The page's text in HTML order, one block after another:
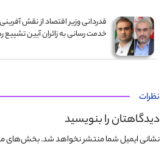
قدردانی وزیر اقتصاد از نقش‌
خدمت‌ رسانی به زائران آیین تشییع
نظرات
دیدگاهتان را بنویسید
نشانی ایمیل شما منتشر نخواهد شد.بخش‌های